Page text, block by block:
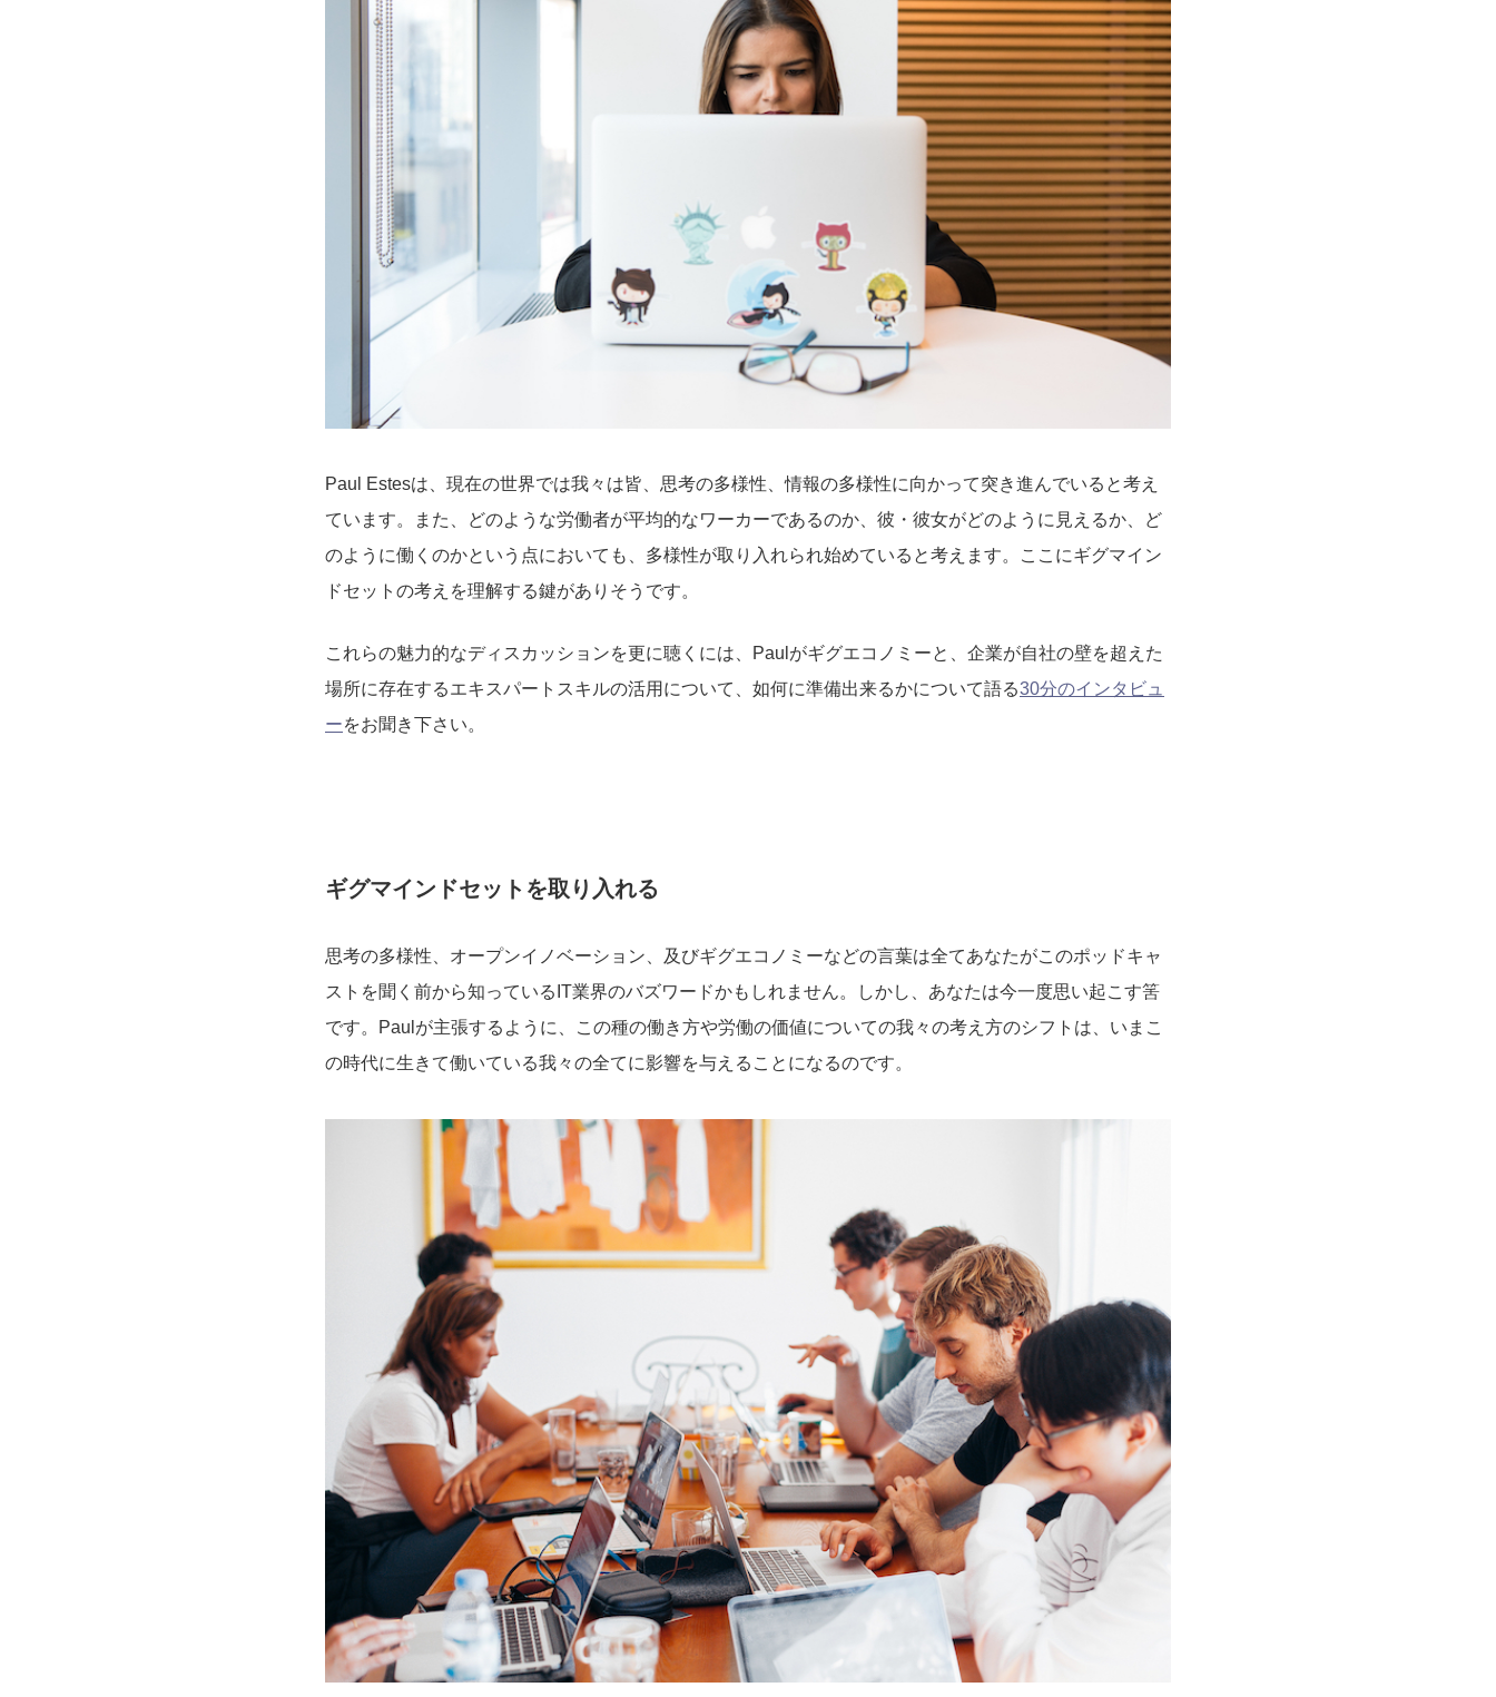
Paul Estesは、現在の世界では我々は皆、思考の多様性、情報の多様性に向かって突き進んでいると考え
ています。また、どのような労働者が平均的なワーカーであるのか、彼・彼女がどのように見えるか、ど
のように働くのかという点においても、多様性が取り入れられ始めていると考えます。ここにギグマイン
ドセットの考えを理解する鍵がありそうです。
これらの魅力的なディスカッションを更に聴くには、Paulがギグエコノミーと、企業が自社の壁を超えた
場所に存在するエキスパートスキルの活用について、如何に準備出来るかについて語る30分のインタビュ
ーをお聞き下さい。
ギグマインドセットを取り入れる
思考の多様性、オープンイノベーション、及びギグエコノミーなどの言葉は全てあなたがこのポッドキャ
ストを聞く前から知っているIT業界のバズワードかもしれません。しかし、あなたは今一度思い起こす筈
です。Paulが主張するように、この種の働き方や労働の価値についての我々の考え方のシフトは、いまこ
の時代に生きて働いている我々の全てに影響を与えることになるのです。